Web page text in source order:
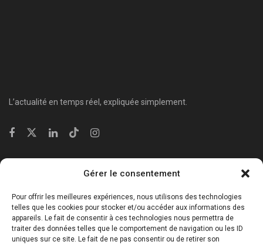
Gérer le consentement
Pour offrir les meilleures expériences, nous utilisons des technologies
telles que les cookies pour stocker et/ou accéder aux informations des
appareils. Le fait de consentir à ces technologies nous permettra de
traiter des données telles que le comportement de navigation ou les ID
uniques sur ce site. Le fait de ne pas consentir ou de retirer son
L’actualité en temps réel, expliquée simplement.
Économie & Business
⁠Culture & Divertissement
⁠Tech & Innovation